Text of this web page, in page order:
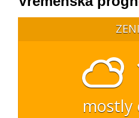
mostly